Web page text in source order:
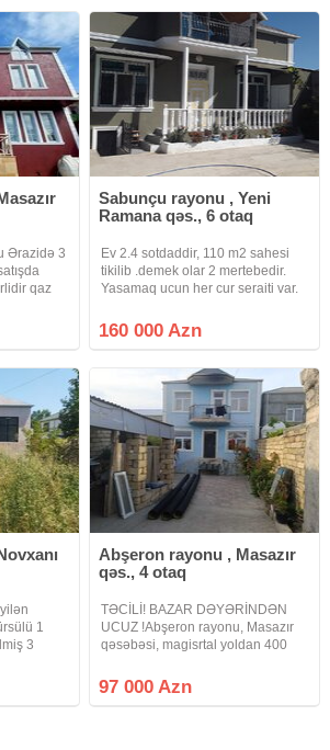
ev
Ərazidə 3
qaz
Sabunçu rayonu , Yeni
Ramana qəs., 6 otaq
Ev 2.4 sotdaddir, 110 m2 sahesi
tikilib .demek olar 2 mertebedir.
Yasamaq ucun her cur seraiti var.
mebeli hediyye olunacaq.öz
evimdir, pula ehtiyacim oldugu
160 000 Azn
1
3
havası
yol
Abşeron rayonu , Masazır
qəs., 4 otaq
TƏCİLİ! BAZAR DƏYƏRİNDƏN
UCUZ !Abşeron rayonu, Masazır
qəsəbəsi, magisrtal yoldan 400
supermarket"in 500 metr
arxasında, Ruzu mağazasının
97 000 Azn